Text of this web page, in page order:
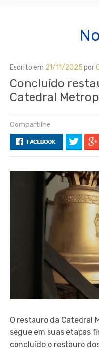
Escrito em 21/11/2025 por
Concluído
Catedral
Compartilhe
O restauro da Catedral
segue em suas etapas
concluído o restauro